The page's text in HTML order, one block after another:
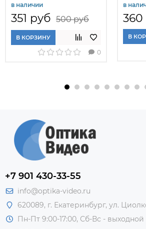
в наличии
351 руб 500 руб
В КОРЗИНУ
0
мл.,
в
360
В
+7 901 430-33-55
info@optika-video.ru
620089, г. Екатеринбург, ул.
Пн-Пт 9:00-17:00, Сб-Вс - выходной